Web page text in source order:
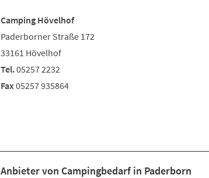
Camping Hövelhof
Paderborner Straße 172
33161 Hövelhof
Tel.05257 2232
Fax05257 935864
Anbieter von Campingbedarf in Paderborn